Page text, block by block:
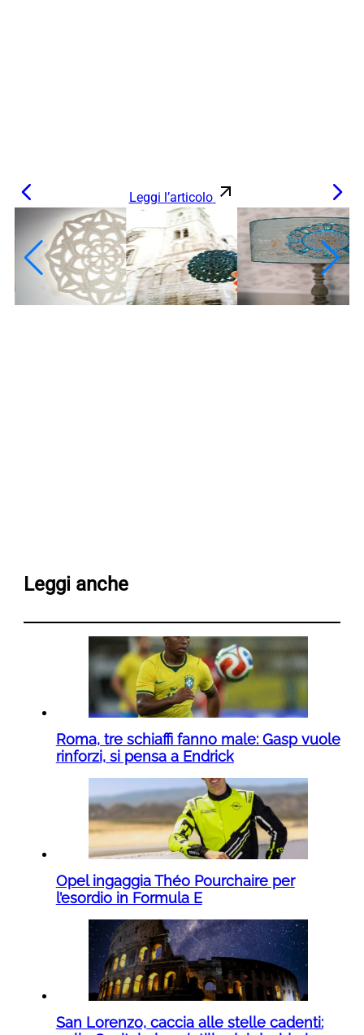
Leggi l’articolo
Leggi anche
Roma, tre schiaffi fanno male: Gasp vuole
rinforzi, si pensa a Endrick
Opel ingaggia Théo Pourchaire per
l’esordio in Formula E
San Lorenzo, caccia alle stelle cadenti: